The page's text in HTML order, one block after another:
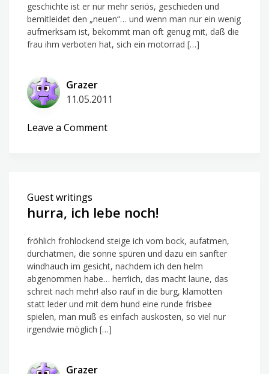
geschichte ist er nur mehr seriös, geschieden und
bemitleidet den „neuen“… und wenn man nur ein wenig
aufmerksam ist, bekommt man oft genug mit, daß die
frau ihm verboten hat, sich ein motorrad […]
Grazer
11.05.2011
Leave a Commenton
Guest writings
hurra, ich lebe noch!
fröhlich frohlockend steige ich vom bock, aufatmen,
durchatmen, die sonne spüren und dazu ein sanfter
windhauch im gesicht, nachdem ich den helm
abgenommen habe… herrlich, das macht laune, das
schreit nach mehr! also rauf in die burg, klamotten
statt leder und mit dem hund eine runde frisbee
spielen, man muß es einfach auskosten, so viel nur
irgendwie möglich […]
Grazer